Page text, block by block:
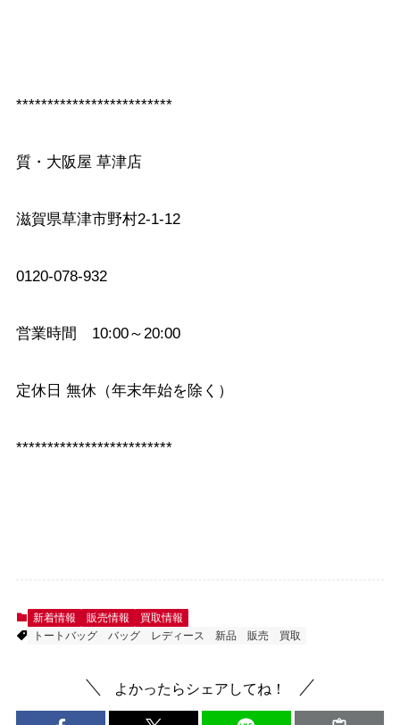
*************************
質・大阪屋 草津店
滋賀県草津市野村2-1-12
0120-078-932
営業時間 10:00～20:00
定休日 無休（年末年始を除く）
*************************
新着情報 販売情報
買取情報
トートバッグ
バッグ レディース 新品 販売 買取
よかったらシェアしてね！